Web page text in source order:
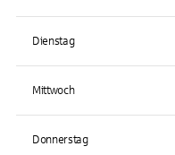
Dienstag
Mittwoch
Donnerstag